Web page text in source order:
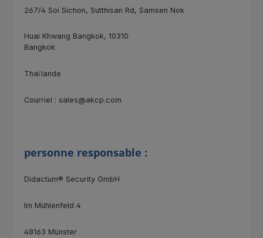
267/4 Soi Sichon, Sutthisan Rd, Samsen Nok
Huai Khwang Bangkok, 10310
Bangkok
Thaïlande
Courriel : sales@akcp.com
personne responsable :
Didactum® Security GmbH
Im Mühlenfeld 4
48163 Münster